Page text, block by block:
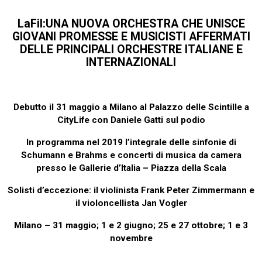
LaFil:UNA NUOVA ORCHESTRA CHE UNISCE
GIOVANI PROMESSE E MUSICISTI AFFERMATI
DELLE PRINCIPALI ORCHESTRE ITALIANE E
INTERNAZIONALI
Debutto il 31 maggio a Milano al Palazzo delle Scintille a
CityLife con Daniele Gatti sul podio
In programma nel 2019 l’integrale delle sinfonie di
Schumann e Brahms e concerti di musica da camera
presso le Gallerie d’Italia – Piazza della Scala
Solisti d’eccezione: il violinista Frank Peter Zimmermann e
il violoncellista Jan Vogler
Milano – 31 maggio; 1 e 2 giugno; 25 e 27 ottobre; 1 e 3
novembre